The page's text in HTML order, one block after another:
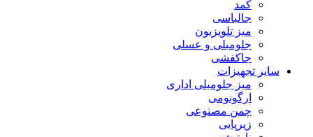
کمد
جالباسی
میز تلویزیون
جلومبلی و عسلی
جاکفشی
سایر تجهیزات
میز جلومبلی اداری
ارگونومی
چمن مصنوعی
زیرپایی